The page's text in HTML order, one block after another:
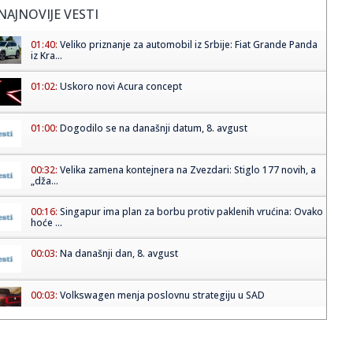
VESTI
01:40: Veliko priznanje za automobil iz Srbije: Fiat Grande Panda
iz Kra...
01:02: Uskoro novi Acura concept
01:00: Dogodilo se na današnji datum, 8. avgust
00:32: Velika zamena kontejnera na Zvezdari: Stiglo 177 novih, a
„dža...
00:16: Singapur ima plan za borbu protiv paklenih vrućina: Ovako
hoće ...
00:03: Na današnji dan, 8. avgust
00:03: Volkswagen menja poslovnu strategiju u SAD